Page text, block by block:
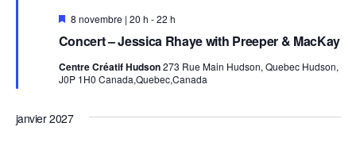
e
r
Concert – Jessica Rhaye with Preeper & MacKay
E
v
d
e
e
8 novembre | 20 h -22 h
Centre Créatif Hudson273 Rue Main Hudson, Quebec Hudson,
J0P 1H0 Canada,Quebec,Canada
janvier 2027